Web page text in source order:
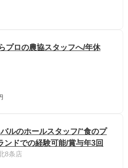
プロの農協スタッフへ/年休
ルのホールスタッフ/“食のプ
ンドでの経験可能/賞与年3回
8条店